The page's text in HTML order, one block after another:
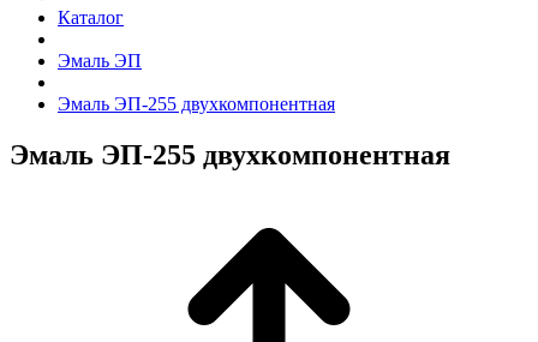
Каталог
Эмаль ЭП
Эмаль ЭП-255 двухкомпонентная
Эмаль ЭП-255 двухкомпонентная